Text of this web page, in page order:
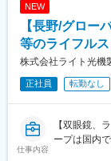
ームで協力
(会社の土木
・社員旅行
・転居費手
されます。
■働きやすい
全部署で一
入社後2年
医療業界の
NEW
【長野/グロー
等のライフル
株式会社ライト光機
正社員 転勤なし
仕事内容
【双眼鏡、
ープは国内